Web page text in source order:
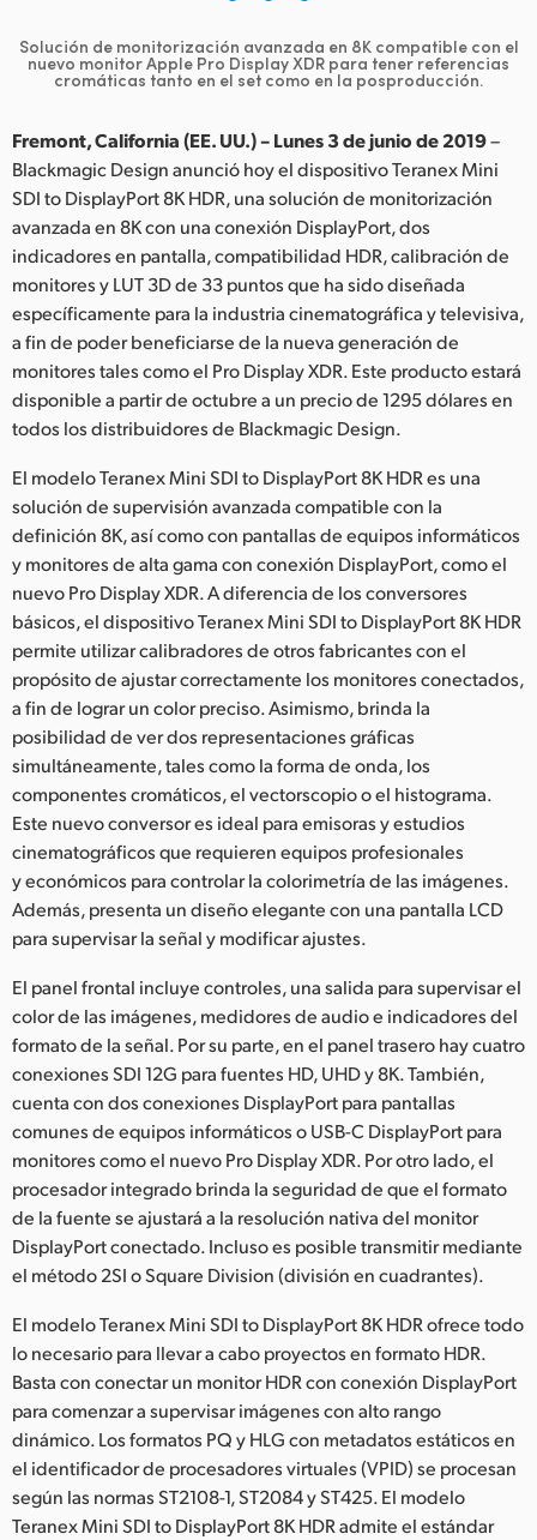
Hong Kong SAR, China
Japan
Korea
Mexico
Malaysia
Netherlands
Norway
Poland
Portugal
Singapore
South Africa
España
Sweden
Chinese Taipei
Turkey
UAE
Ukraine
United Kingdom
United States
Solución de monitorización avanzada en 8K compatible con el
nuevo monitorApple Pro Display XDR para tener referencias
cromáticas tanto en el set como en la posproducción.
Fremont, California (EE. UU.) – Lunes 3 de junio de 2019–
Blackmagic Design anunció hoy el dispositivo Teranex Mini
SDI to DisplayPort 8K HDR, una solución de monitorización
avanzada en 8K con una conexión DisplayPort, dos
indicadores en pantalla, compatibilidad HDR, calibración de
monitores y LUT 3D de 33 puntos que ha sido diseñada
específicamente para la industria cinematográfica y televisiva,
a fin de poder beneficiarse de la nueva generación de
monitores tales como el Pro Display XDR. Este producto estará
disponible a partir de octubre a un precio de 1295 dólares en
todos los distribuidores de Blackmagic Design.
El modelo Teranex Mini SDI to DisplayPort 8K HDR es una
solución de supervisión avanzada compatible con la
definición 8K, así como con pantallas de equipos informáticos
y monitores de alta gama con conexión DisplayPort, como el
nuevo Pro Display XDR. A diferencia de los conversores
básicos, el dispositivo Teranex Mini SDI to DisplayPort 8K HDR
permite utilizar calibradores de otros fabricantes con el
propósito de ajustar correctamente los monitores conectados,
a fin de lograr un color preciso. Asimismo, brinda la
posibilidad de ver dos representaciones gráficas
simultáneamente, tales como la forma de onda, los
componentes cromáticos, el vectorscopio o el histograma.
Este nuevo conversor es ideal para emisoras y estudios
cinematográficos que requieren equipos profesionales
y económicos para controlar la colorimetría de las imágenes.
Además, presenta un diseño elegante con una pantalla LCD
para supervisar la señal y modificar ajustes.
El panel frontal incluye controles, una salida para supervisar el
color de las imágenes, medidores de audio e indicadores del
formato de la señal. Por su parte, en el panel trasero hay cuatro
conexiones SDI 12G para fuentes HD, UHD y 8K. También,
cuenta con dos conexiones DisplayPort para pantallas
comunes de equipos informáticos o USB-C DisplayPort para
monitores como el nuevo Pro Display XDR. Por otro lado, el
procesador integrado brinda la seguridad de que el formato
de la fuente se ajustará a la resolución nativa del monitor
DisplayPort conectado. Incluso es posible transmitir mediante
el método 2SI o Square Division (división en cuadrantes).
El modelo Teranex Mini SDI to DisplayPort 8K HDR ofrece todo
lo necesario para llevar a cabo proyectos en formato HDR.
Basta con conectar un monitor HDR con conexión DisplayPort
para comenzar a supervisar imágenes con alto rango
dinámico. Los formatos PQ y HLG con metadatos estáticos en
el identificador de procesadores virtuales (VPID) se procesan
según las normas ST2108-1, ST2084 y ST425. El modelo
Teranex Mini SDI to DisplayPort 8K HDR admite el estándar